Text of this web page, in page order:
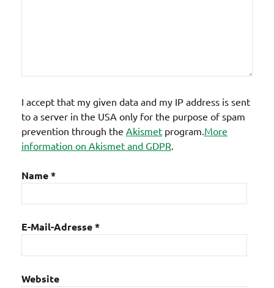
I accept that my given data and my IP address is sent
to a server in the USA only for the purpose of spam
prevention through the Akismet program. More
information on Akismet and GDPR
Name*
E-Mail-Adresse*
Website